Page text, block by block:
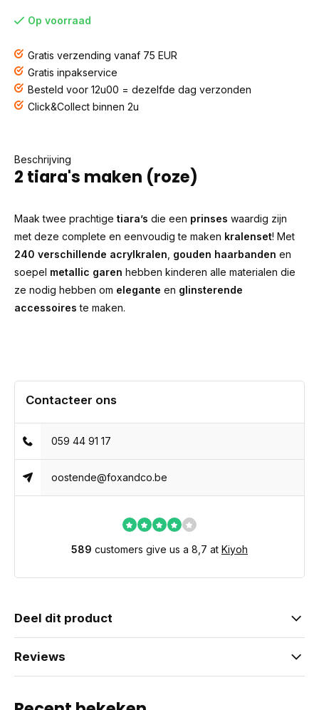
Op voorraad
Gratis verzending vanaf 75 EUR
Gratis inpakservice
Besteld voor 12u00 = dezelfde dag verzonden
Click&Collect binnen 2u
Beschrijving
2 tiara's maken (roze)
Maak twee prachtige tiara’s die een prinses waardig zijn
met deze complete en eenvoudig te maken kralenset! Met
240 verschillende acrylkralen gouden haarbanden en
soepel metallic garen hebben kinderen alle materialen die
ze nodig hebben om elegante en glinsterende
accessoires te maken.
Contacteer ons
059 44 91 17
oostende@foxandco.be
589 customers give us a 8,7 at Kiyoh
Deel dit product
Reviews